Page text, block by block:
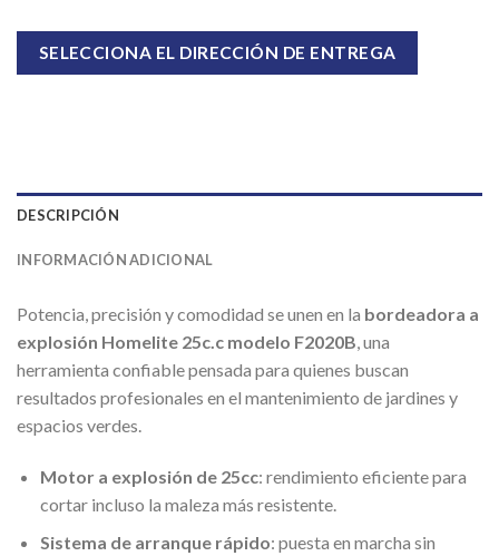
SELECCIONA EL DIRECCIÓN DE ENTREGA
DESCRIPCIÓN
INFORMACIÓN ADICIONAL
Potencia, precisión y comodidad se unen en la bordeadora a
explosión Homelite 25c.c modelo F2020B, una
herramienta confiable pensada para quienes buscan
resultados profesionales en el mantenimiento de jardines y
espacios verdes.
Motor a explosión de 25cc: rendimiento eficiente para
cortar incluso la maleza más resistente.
Sistema de arranque rápido: puesta en marcha sin